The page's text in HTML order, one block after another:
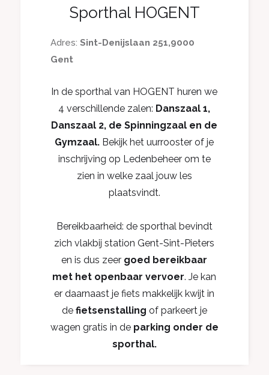
Sporthal HOGENT
Adres: Sint-Denijslaan 251,9000
Gent
In de sporthal van HOGENT huren we
4 verschillende zalen: Danszaal 1,
Danszaal 2, de Spinningzaal en de
Gymzaal. Bekijk het uurrooster of je
inschrijving op Ledenbeheer om te
zien in welke zaal jouw les
plaatsvindt.
Bereikbaarheid: de sporthal bevindt
zich vlakbij station Gent-Sint-Pieters
en is dus zeer goed bereikbaar
met het openbaar vervoer. Je kan
er daarnaast je fiets makkelijk kwijt in
de fietsenstalling of parkeert je
wagen gratis in de parking onder de
sporthal.